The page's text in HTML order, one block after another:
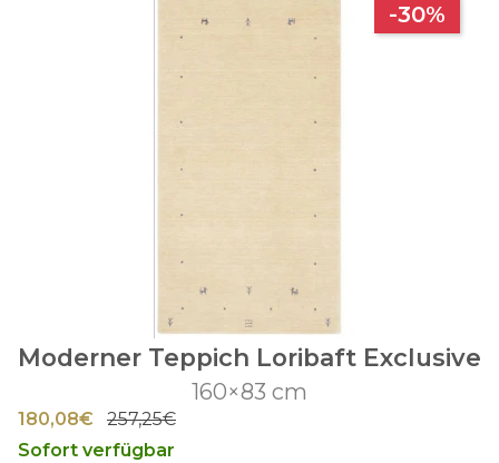
-30%
Moderner Teppich Loribaft Exclusive
160×83 cm
180,08€
257,25€
Sofort verfügbar